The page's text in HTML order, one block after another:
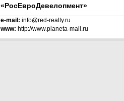
«РосЕвроДевелопмент»
e-mail: info@red-realty.ru
www: http://www.planeta-mall.ru